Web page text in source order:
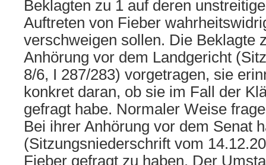
Beklagten zu 1 auf deren
Auftreten von Fieber
verschweigen sollen. Die Beklagte
Anhörung vor dem Landgericht
8/6, I 287/283) vorgetragen, sie
konkret daran, ob sie im Fall der
gefragt habe. Normaler Weise
Bei ihrer Anhörung vor dem Senat
(Sitzungsniederschrift vom
Fieber gefragt zu haben. Der